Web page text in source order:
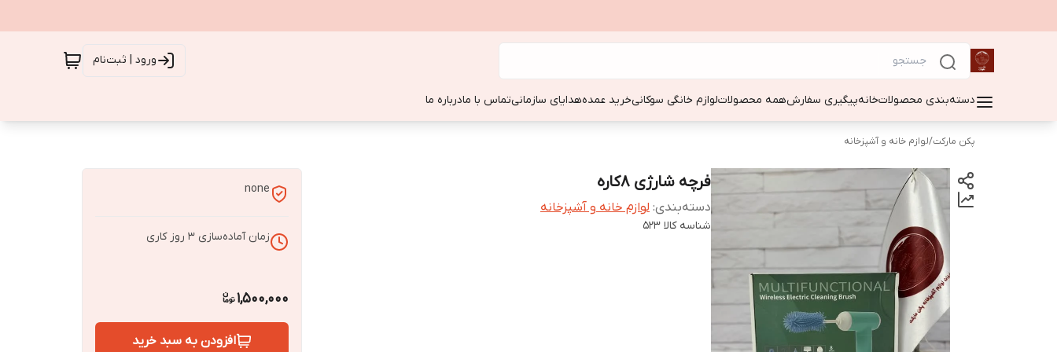
ورود | ثبت‌نام
دسته‌بندی محصولاتخانهپیگیری سفارشهمه محصولاتلوازم خانگی سوکانیخرید عمدههدایای سازمانیتماس با مادرباره ما
پکن مارکت/لوازم خانه و آشپزخانه
فرچه شارژی 8کاره
دسته‌بندی: لوازم خانه و آشپزخانه
شناسه کالا 523
none
زمان آماده‌سازی 3 روز کاری
1,500,000
افزودن به سبد خرید